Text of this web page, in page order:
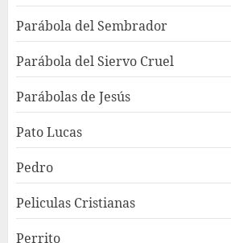
Parábola del Sembrador
Parábola del Siervo Cruel
Parábolas de Jesús
Pato Lucas
Pedro
Peliculas Cristianas
Perrito